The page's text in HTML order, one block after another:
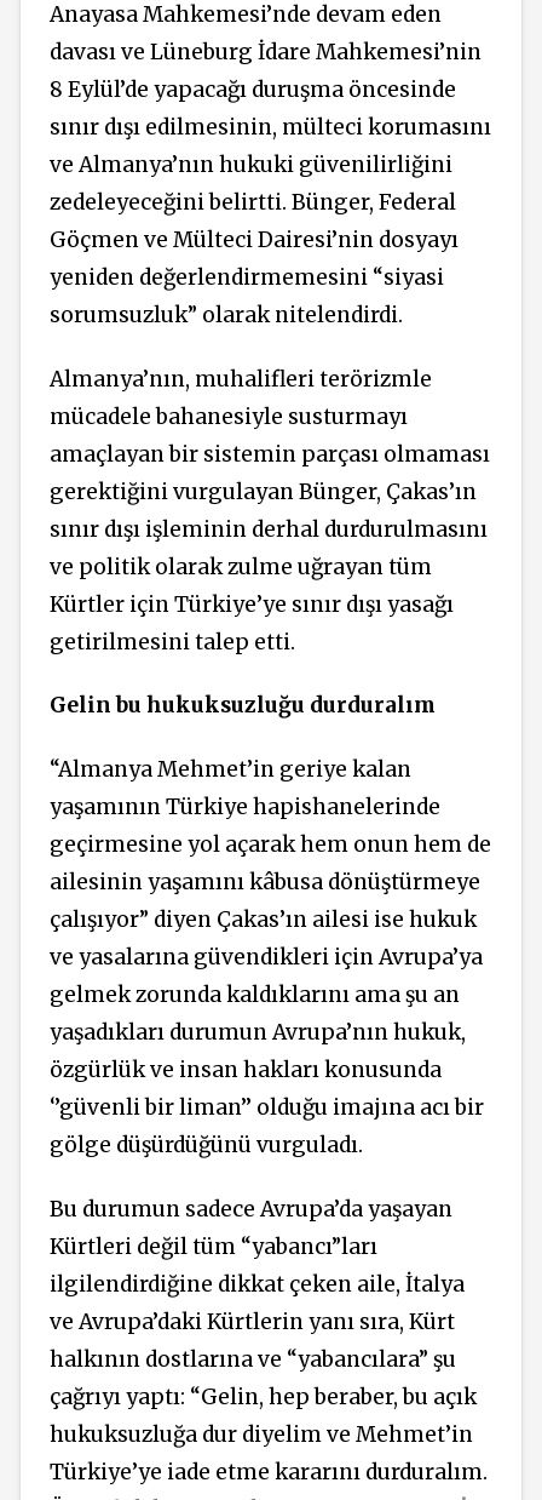
Anayasa Mahkemesi’nde devam eden
davası ve Lüneburg İdare Mahkemesi’nin
8 Eylül’de yapacağı duruşma öncesinde
sınır dışı edilmesinin, mülteci korumasını
ve Almanya’nın hukuki güvenilirliğini
zedeleyeceğini belirtti. Bünger, Federal
Göçmen ve Mülteci Dairesi’nin dosyayı
yeniden değerlendirmemesini “siyasi
sorumsuzluk” olarak nitelendirdi.
Almanya’nın, muhalifleri terörizmle
mücadele bahanesiyle susturmayı
amaçlayan bir sistemin parçası olmaması
gerektiğini vurgulayan Bünger, Çakas’ın
sınır dışı işleminin derhal durdurulmasını
ve politik olarak zulme uğrayan tüm
Kürtler için Türkiye’ye sınır dışı yasağı
getirilmesini talep etti.
Gelin bu hukuksuzluğu durduralım
“Almanya Mehmet’in geriye kalan
yaşamının Türkiye hapishanelerinde
geçirmesine yol açarak hem onun hem de
ailesinin yaşamını kâbusa dönüştürmeye
çalışıyor” diyen Çakas’ın ailesi ise hukuk
ve yasalarına güvendikleri için Avrupa’ya
gelmek zorunda kaldıklarını ama şu an
yaşadıkları durumun Avrupa’nın hukuk,
özgürlük ve insan hakları konusunda
‘’güvenli bir liman’’ olduğu imajına acı bir
gölge düşürdüğünü vurguladı.
Bu durumun sadece Avrupa’da yaşayan
Kürtleri değil tüm “yabancı”ları
ilgilendirdiğine dikkat çeken aile, İtalya
ve Avrupa’daki Kürtlerin yanı sıra, Kürt
halkının dostlarına ve “yabancılara” şu
çağrıyı yaptı: “Gelin, hep beraber, bu açık
hukuksuzluğa dur diyelim ve Mehmet’in
Türkiye’ye iade etme kararını durduralım.